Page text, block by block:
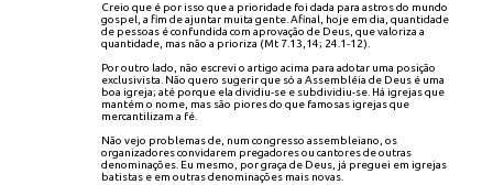
Creio que é por isso que a prioridade foi dada para astros do mundo
gospel, a fim de ajuntar muita gente. Afinal, hoje em dia, quantidade
de pessoas é confundida com aprovação de Deus, que valoriza a
quantidade, mas não a prioriza (Mt 7.13,14; 24.1-12).
Por outro lado, não escrevi o artigo acima para adotar uma posição
exclusivista. Não quero sugerir que só a Assembléia de Deus é uma
boa igreja; até porque ela dividiu-se e subdividiu-se. Há igrejas que
mantém o nome, mas são piores do que famosas igrejas que
mercantilizam a fé.
Não vejo problemas de, num congresso assembleiano, os
organizadores convidarem pregadores ou cantores de outras
denominações. Eu mesmo, por graça de Deus, já preguei em igrejas
batistas e em outras denominações mais novas.